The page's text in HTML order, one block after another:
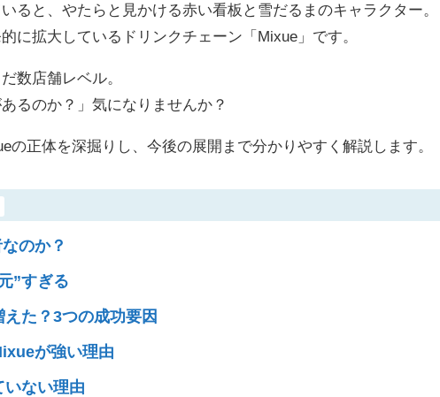
ると、やたらと見かける赤い看板と雪だるまのキャラクター。
に拡大しているドリンクチェーン「Mixue」です。
数店舗レベル。
るのか？」気になりませんか？
の正体を深掘りし、今後の展開まで分かりやすく解説します。
のか？
”すぎる
た？3つの成功要因
が強い理由
いない理由